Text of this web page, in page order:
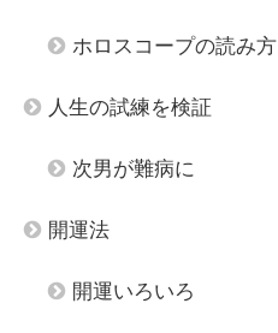
ホロスコープの読み方
人生の試練を検証
次男が難病に
開運法
開運いろいろ